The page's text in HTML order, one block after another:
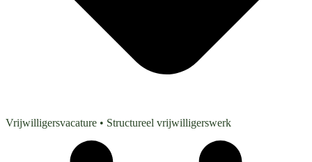
Vrijwilligersvacature • Structureel vrijwilligerswerk